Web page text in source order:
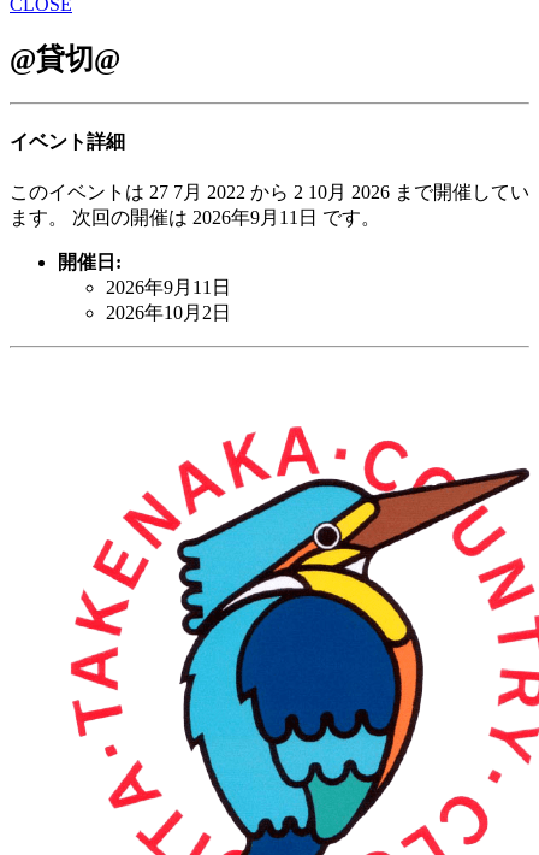
@貸切@
イベント詳細
このイベントは 27 7月 2022 から 2 10月 2026 まで開催してい
ます。 次回の開催は 2026年9月11日 です。
開催日:
2026年9月11日
2026年10月2日